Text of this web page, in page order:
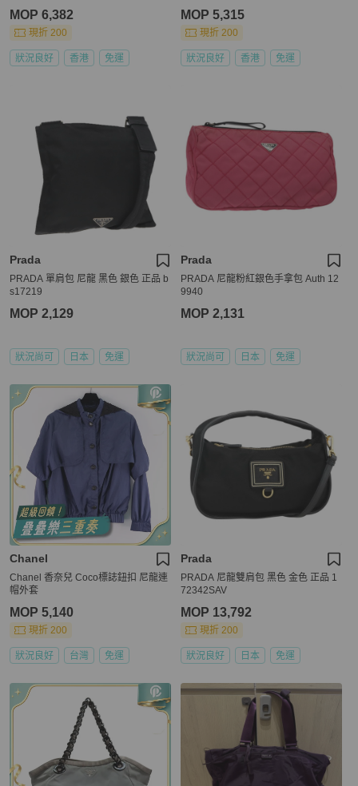
MOP 6,382
現折 200
狀況良好 香港 免運
MOP 5,315
現折 200
狀況良好 香港 免運
Prada
PRADA 單肩包 尼龍 黑色 銀色 正品 b
s17219
MOP 2,129
狀況尚可 日本 免運
Prada
PRADA 尼龍粉紅銀色手拿包 Auth 12
9940
MOP 2,131
狀況尚可 日本 免運
Chanel
Chanel 香奈兒 Coco標誌鈕扣 尼龍連
帽外套
MOP 5,140
現折 200
狀況良好 台灣 免運
Prada
PRADA 尼龍雙肩包 黑色 金色 正品 1
72342SAV
MOP 13,792
現折 200
狀況良好 日本 免運